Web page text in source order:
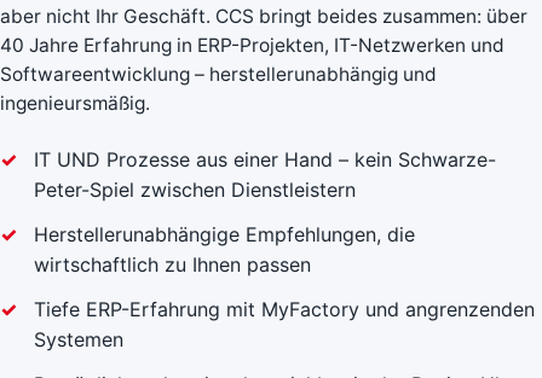
aber nicht Ihr Geschäft. CCS bringt beides zusammen: über
40 Jahre Erfahrung in ERP-Projekten, IT-Netzwerken und
Softwareentwicklung – herstellerunabhängig und
ingenieursmäßig.
IT UND Prozesse aus einer Hand – kein Schwarze-
Peter-Spiel zwischen Dienstleistern
Herstellerunabhängige Empfehlungen, die
wirtschaftlich zu Ihnen passen
Tiefe ERP-Erfahrung mit MyFactory und angrenzenden
Systemen